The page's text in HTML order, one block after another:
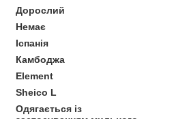
Дорослий
Немає
Іспанія
Камбоджа
Element
Sheico L
Одягається із